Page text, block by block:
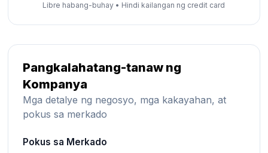
Libre habang-buhay • Hindi kailangan ng credit card
Pangkalahatang-tanaw ng
Kompanya
Mga detalye ng negosyo, mga kakayahan, at
pokus sa merkado
Pokus sa Merkado